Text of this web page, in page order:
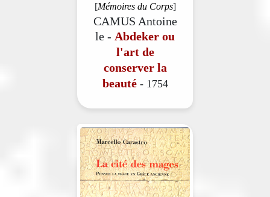
[Mémoires du Corps]
CAMUS Antoine
le - Abdeker ou
l'art de
conserver la
beauté - 1754